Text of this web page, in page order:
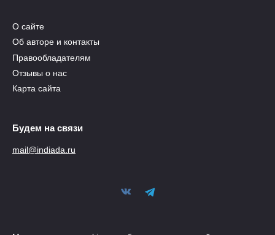
О сайте
Об авторе и контакты
Правообладателям
Отзывы о нас
Карта сайта
Будем на связи
mail@indiada.ru